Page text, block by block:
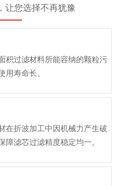
让您选择不再犹豫
积过滤材料所能容纳的颗粒污
用寿命长。
在折波加工中因机械力产生破
滤芯过滤精度稳定均一。